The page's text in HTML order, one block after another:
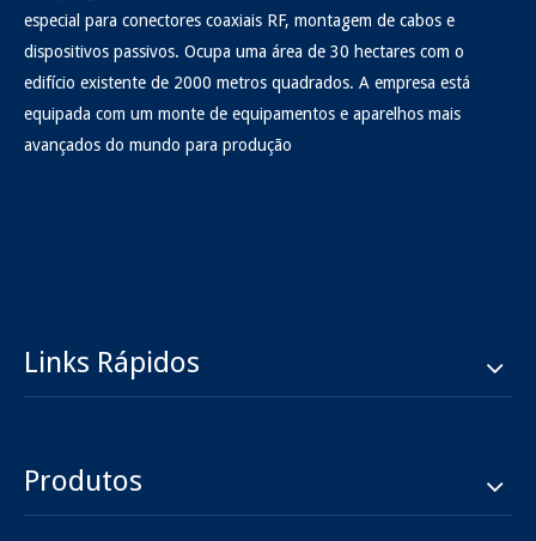
especial para conectores coaxiais RF, montagem de cabos e
dispositivos passivos. Ocupa uma área de 30 hectares com o
edifício existente de 2000 metros quadrados. A empresa está
equipada com um monte de equipamentos e aparelhos mais
avançados do mundo para produção
Links Rápidos
Produtos